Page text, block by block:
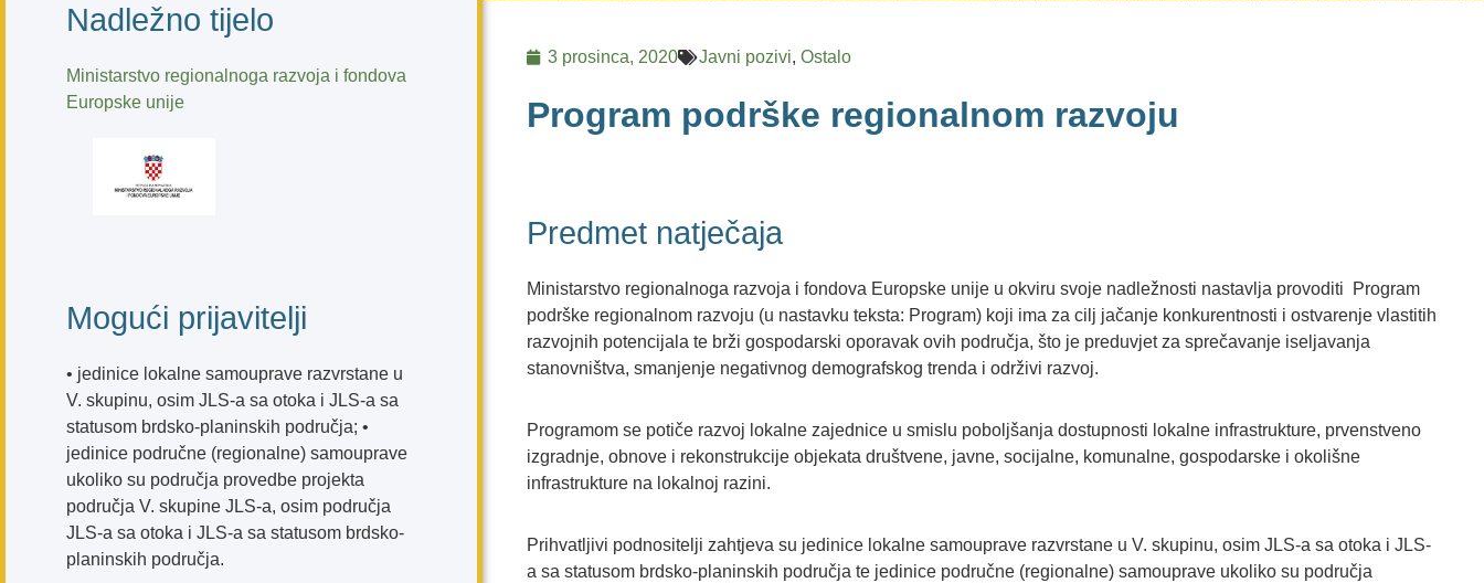
Nadležno tijelo
Ministarstvo regionalnoga razvoja i fondova
Europske unije
Mogući prijavitelji
• jedinice lokalne samouprave razvrstane u
V. skupinu, osim JLS-a sa otoka i JLS-a sa
statusom brdsko-planinskih područja; •
jedinice područne (regionalne) samouprave
ukoliko su područja provedbe projekta
područja V. skupine JLS-a, osim područja
JLS-a sa otoka i JLS-a sa statusom brdsko-
planinskih područja.
3 prosinca, 2020 Javni pozivi,Ostalo
Program podrške regionalnom razvoju
Predmet natječaja
Ministarstvo regionalnoga razvoja i fondova Europske unije u okviru svoje nadležnosti nastavlja provoditi Program
podrške regionalnom razvoju (u nastavku teksta: Program) koji ima za cilj jačanje konkurentnosti i ostvarenje vlastitih
razvojnih potencijala te brži gospodarski oporavak ovih područja, što je preduvjet za sprečavanje iseljavanja
stanovništva, smanjenje negativnog demografskog trenda i održivi razvoj.
Programom se potiče razvoj lokalne zajednice u smislu poboljšanja dostupnosti lokalne infrastrukture, prvenstveno
izgradnje, obnove i rekonstrukcije objekata društvene, javne, socijalne, komunalne, gospodarske i okolišne
infrastrukture na lokalnoj razini.
Prihvatljivi podnositelji zahtjeva su jedinice lokalne samouprave razvrstane u V. skupinu, osim JLS-a sa otoka i JLS-
a sa statusom brdsko-planinskih područja te jedinice područne (regionalne) samouprave ukoliko su područja